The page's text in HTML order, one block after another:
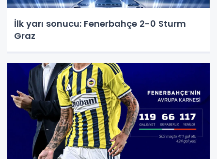
İlk yarı sonucu: Fenerbahçe 2-0 Sturm
Graz